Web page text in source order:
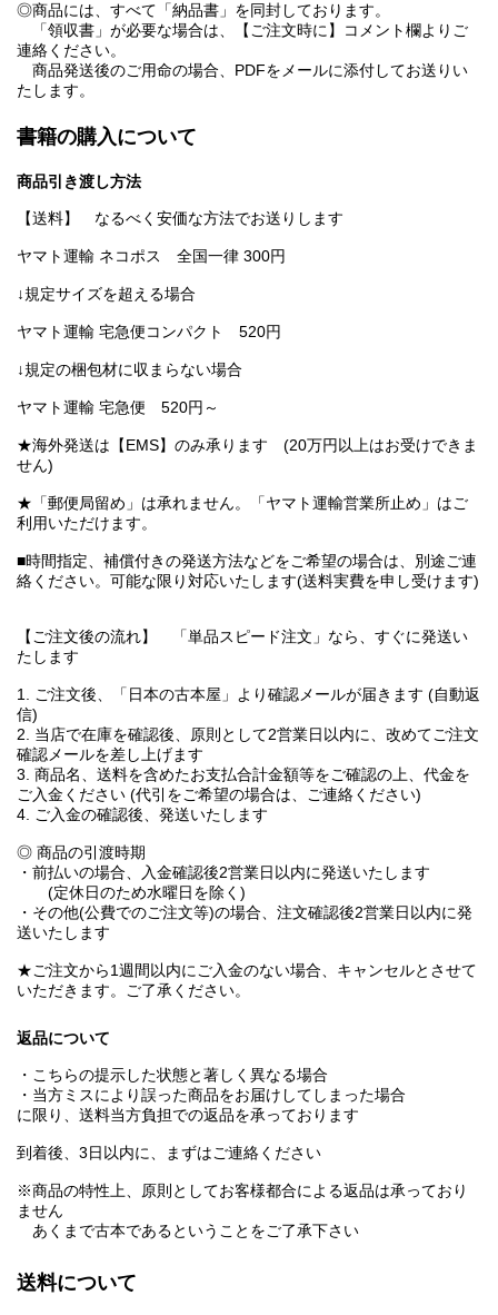
◎商品には、すべて「納品書」を同封しております。
「領収書」が必要な場合は、【ご注文時に】コメント欄よりご
連絡ください。
商品発送後のご用命の場合、PDFをメールに添付してお送りい
たします。
書籍の購入について
商品引き渡し方法
【送料】 なるべく安価な方法でお送りします
ヤマト運輸 ネコポス 全国一律 300円
↓規定サイズを超える場合
ヤマト運輸 宅急便コンパクト 520円
↓規定の梱包材に収まらない場合
ヤマト運輸 宅急便 520円～
★海外発送は【EMS】のみ承ります (20万円以上はお受けできま
せん)
★「郵便局留め」は承れません。「ヤマト運輸営業所止め」はご
利用いただけます。
■時間指定、補償付きの発送方法などをご希望の場合は、別途ご連
絡ください。可能な限り対応いたします(送料実費を申し受けます)
【ご注文後の流れ】 「単品スピード注文」なら、すぐに発送い
たします
1. ご注文後、「日本の古本屋」より確認メールが届きます (自動返
信)
2. 当店で在庫を確認後、原則として2営業日以内に、改めてご注文
確認メールを差し上げます
3. 商品名、送料を含めたお支払合計金額等をご確認の上、代金を
ご入金ください (代引をご希望の場合は、ご連絡ください)
4. ご入金の確認後、発送いたします
◎ 商品の引渡時期
・前払いの場合、入金確認後2営業日以内に発送いたします
(定休日のため水曜日を除く)
・その他(公費でのご注文等)の場合、注文確認後2営業日以内に発
送いたします
★ご注文から1週間以内にご入金のない場合、キャンセルとさせて
いただきます。ご了承ください。
返品について
・こちらの提示した状態と著しく異なる場合
・当方ミスにより誤った商品をお届けしてしまった場合
に限り、送料当方負担での返品を承っております
到着後、3日以内に、まずはご連絡ください
※商品の特性上、原則としてお客様都合による返品は承っており
ません
あくまで古本であるということをご了承下さい
送料について